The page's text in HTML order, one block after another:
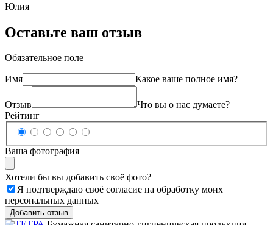
Юлия
Оставьте ваш отзыв
Обязательное поле
Имя Какое ваше полное имя?
Отзыв
Что вы о нас думаете?
Рейтинг
Ваша фотография
Хотели бы вы добавить своё фото?
Я подтверждаю своё согласие на обработку моих
персональных данных